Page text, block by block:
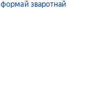
формай зваротнай